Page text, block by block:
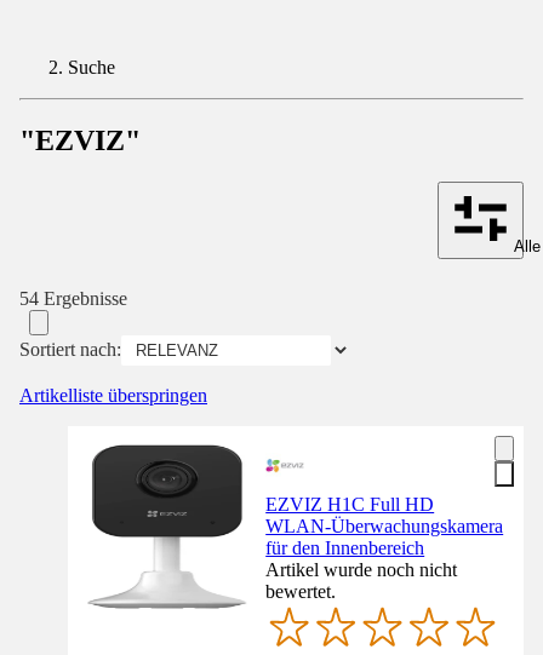
Suche
"EZVIZ"
54 Ergebnisse
Sortiert nach:
Artikelliste überspringen
EZVIZ H1C Full HD
WLAN-Überwachungskamera
für den Innenbereich
Artikel wurde noch nicht
bewertet.